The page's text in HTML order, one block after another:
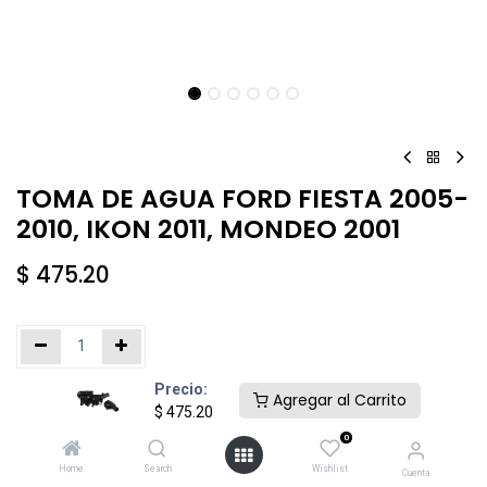
Precio:
$ 475.20
Agregar al Carrito
Home Search
0
Wishlist Cuenta
TOMA DE AGUA FORD FIESTA 2005-
2010, IKON 2011, MONDEO 2001
$ 475.20
Añadir al carrito Comprar ahora
Agregar a la lista de deseos